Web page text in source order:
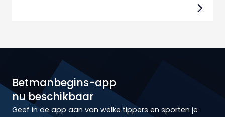
Betmanbegins-app
nu beschikbaar
Geef in de app aan van welke tippers en sporten je